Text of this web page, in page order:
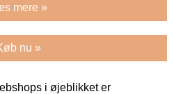
mere »
nu »
i øjeblikket er